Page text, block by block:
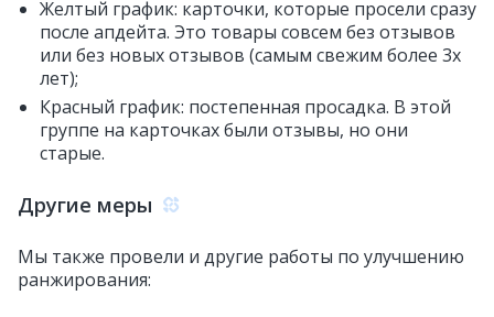
Желтый график: карточки, которые просели сразу
после апдейта. Это товары совсем без отзывов
или без новых отзывов (самым свежим более 3х
лет);
Красный график: постепенная просадка. В этой
группе на карточках были отзывы, но они
старые.
Другие меры
Мы также провели и другие работы по улучшению
ранжирования: